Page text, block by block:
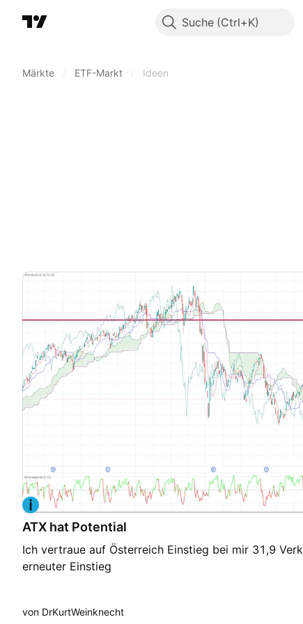
Suche
Märkte ETF-Markt Ideen
ATX hat Potential
Ich vertraue auf Österreich Einstieg bei mir 31,9
erneuter Einstieg
von DrKurtWeinknecht